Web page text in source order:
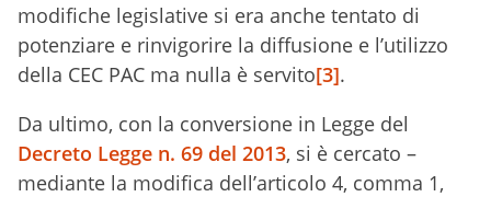
modifiche legislative si era anche tentato di
potenziare e rinvigorire la diffusione e l’utilizzo
della CEC PAC ma nulla è servito[3].
Da ultimo, con la conversione in Legge del
Decreto Legge n. 69 del 2013, si è cercato –
mediante la modifica dell’articolo 4, comma 1,